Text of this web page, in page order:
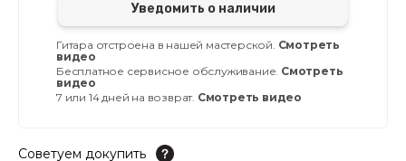
Уведомить о наличии
Гитара отстроена в нашей мастерской. Смотреть
видео
Бесплатное сервисное обслуживание. Смотреть
видео
7 или 14 дней на возврат. Смотреть видео
Советуем докупить